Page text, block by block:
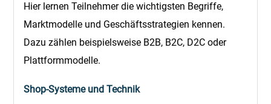
Hier lernen Teilnehmer die wichtigsten Begriffe,
Marktmodelle und Geschäftsstrategien kennen.
Dazu zählen beispielsweise B2B, B2C, D2C oder
Plattformmodelle.
Shop-Systeme und Technik